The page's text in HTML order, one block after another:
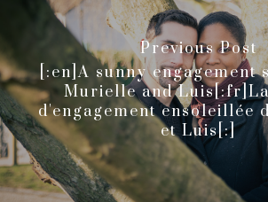
Previous Post
[:en]A sunny engagement
Murielle and
d'engagement ensoleillée
et Luis[:]